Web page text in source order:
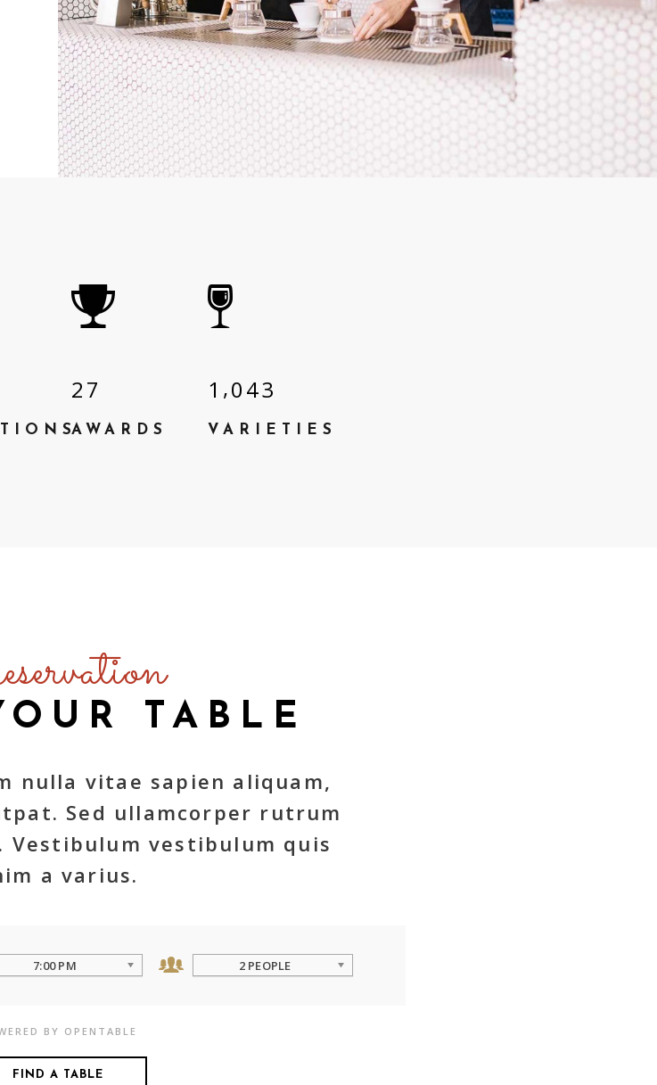
27
AWARDS
1 ,043
VARIETIES
TABLE
nulla vitae sapien aliquam,
Sed ullamcorper rutrum
Vestibulum vestibulum quis
a varius.
7:00 PM 2 PEOPLE
BY OPENTABLE